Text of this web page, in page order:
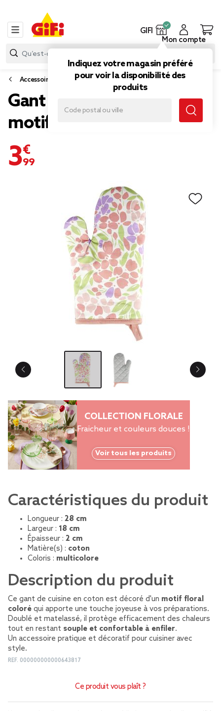
GIFI
Indiquez votre magasin préféré
pour voir la disponibilité des
produits
Mon compte
Accessoires mode
Gant de cuisine en coton
motif fleuri 18x28cm
3,99 €
COLLECTION FLORALE
Fraicheur et couleurs douces !
Voir tous les produits
Caractéristiques du produit
Longueur : 28 cm
Largeur : 18 cm
Épaisseur : 2 cm
Matière(s) : coton
Coloris : multicolore
Description du produit
Ce gant de cuisine en coton est décoré d'un motif floral
coloré qui apporte une touche joyeuse à vos préparations.
Doublé et matelassé, il protège efficacement des chaleurs
tout en restant souple et confortable à enfiler.
Un accessoire pratique et décoratif pour cuisiner avec
style.
REF. 000000000000643817
Ce produit vous plaît ?